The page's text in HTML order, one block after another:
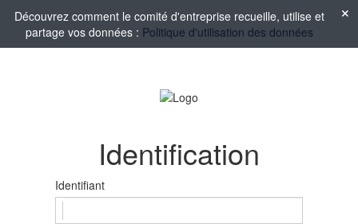
Découvrez comment le comité d'entreprise recueille, utilise et
partage vos données : Politique d'utilisation des données
Identification
Identifiant